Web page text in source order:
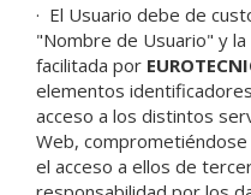
· El Usuario debe de
"Nombre de Usuario" y
facilitada por
elementos
acceso a los distintos
Web,
el acceso a ellos de